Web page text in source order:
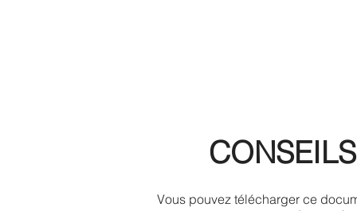
Vous pouvez télécharger ce